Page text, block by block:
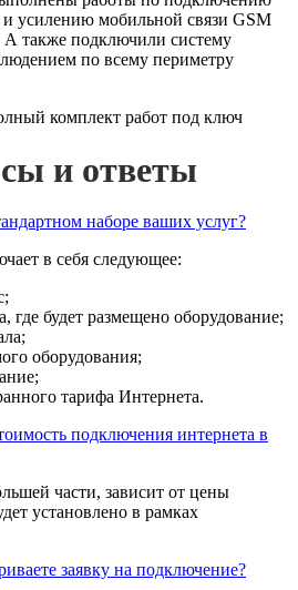
и усилению мобильной связи GSM
А также подключили систему
по всему периметру
комплект работ под ключ
и ответы
наборе ваших услуг?
в себя следующее:
где будет размещено оборудование;
оборудования;
тарифа Интернета.
подключения интернета в
части, зависит от цены
установлено в рамках
заявку на подключение?